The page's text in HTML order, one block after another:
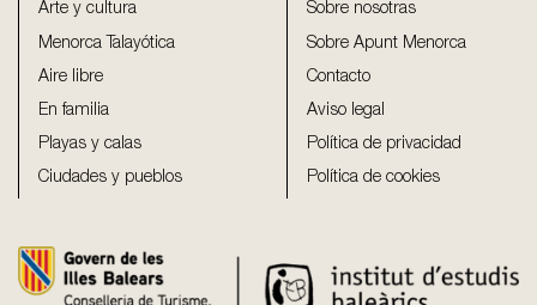
Arte y cultura
Menorca Talayótica
Aire libre
En familia
Playas y calas
Ciudades y pueblos
Sobre nosotras
Sobre Apunt Menorca
Contacto
Aviso legal
Política de privacidad
Política de cookies